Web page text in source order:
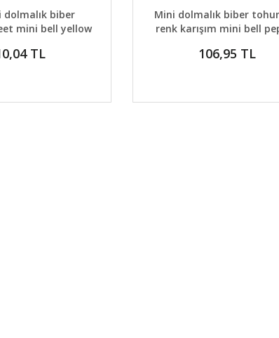
GELİNCE HABER VER
dolmalık biber
mini bell yellow
TL
DETAYLAR GELİNCE
Mini dolmalık biber
renk karışım mini bell
106,95 TL